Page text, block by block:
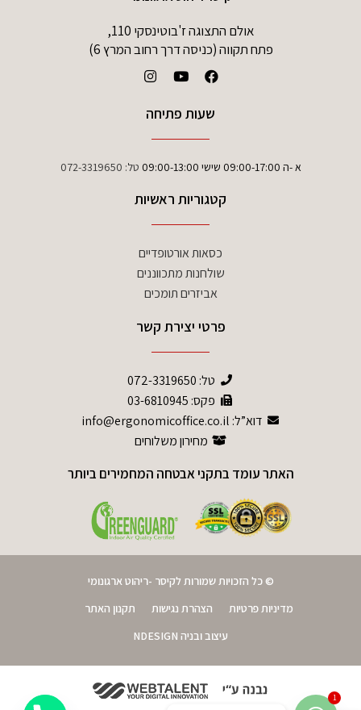
אולם התצוגה ז'בוטינסקי 110,
פתח תקווה (כניסה דרך רחוב המרץ 6)
שעות פתיחה
א -ה 09:00-17:00 שישי 09:00-13:00 טל: 072-3319650
קטגוריות ראשיות
כסאות אורטופדיים
שולחנות מתכווננים
אביזרים תומכים
פרטי יצירת קשר
טל: 072-3319650
פקס: 03-6810945
דוא”ל: info@ergonomicoffice.co.il
מחירון משלוחים
האתר עומד בתקני אבטחה המחמירים ביותר
© כל הזכויות שמורות לקיסר -ריהוט ארגונומי
מדיניות פרטיות
הצהרת נגישות
תקנון האתר
עיצוב ובניה NDESIGN
1